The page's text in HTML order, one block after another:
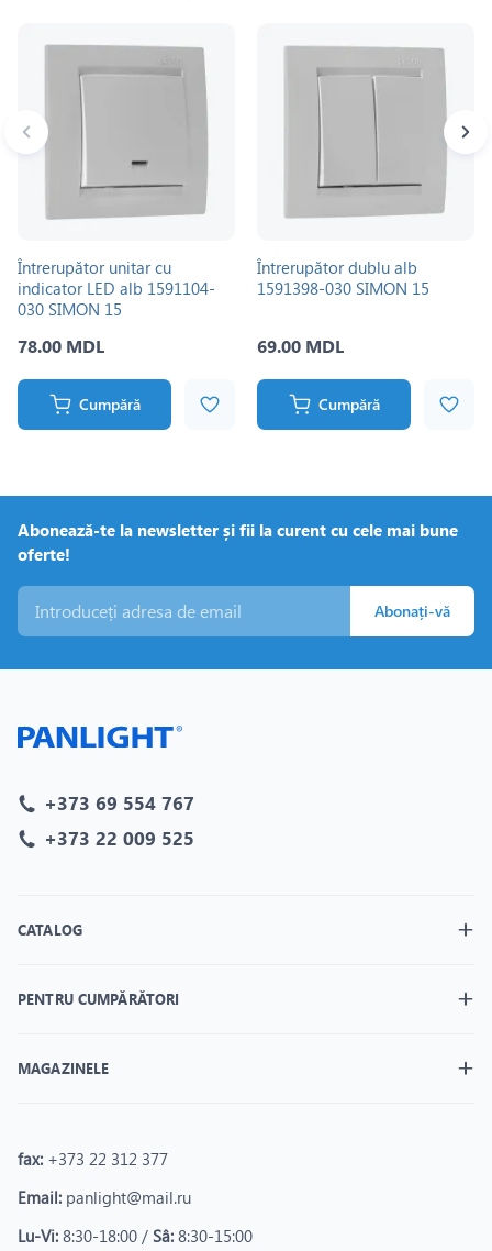
Întrerupător unitar cu
indicator LED alb 1591104-
030 SIMON 15
78.00 MDL
Cumpără
Întrerupător dublu alb
1591398-030 SIMON 15
69.00 MDL
Cumpără
Abonează-te la newsletter și fii la curent cu cele mai bune
oferte!
Abonați-vă
+373 69 554 767
+373 22 009 525
CATALOG
PENTRU CUMPĂRĂTORI
MAGAZINELE
fax: +373 22 312 377
Email: panlight@mail.ru
Lu-Vi: 8:30-18:00 / Sâ: 8:30-15:00